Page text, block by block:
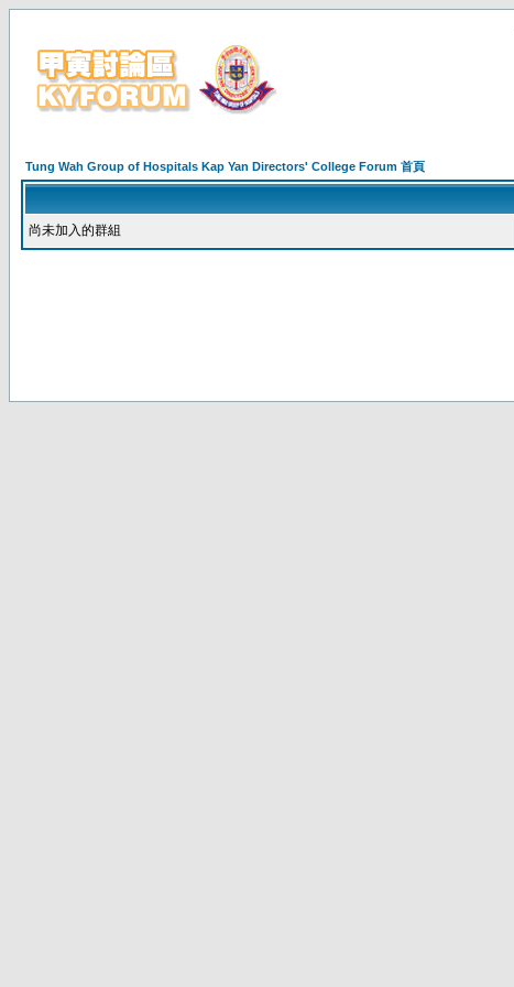
Tung Wah Group of Hospitals Kap Yan Directors' College Forum 首頁
尚未加入的群組